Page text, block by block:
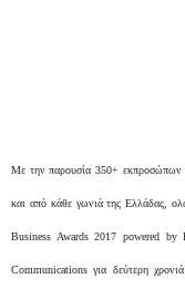
Με την παρουσία 350+ εκπροσώπων
και από κάθε γωνιά της Ελλάδας,
Business Awards 2017 powered by
Communications για δεύτερη